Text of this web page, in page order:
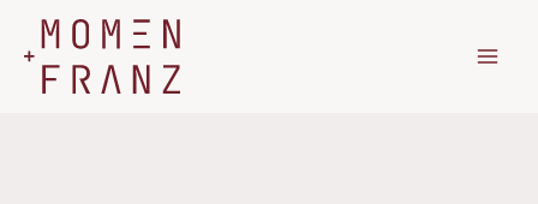
Inhalt
springen